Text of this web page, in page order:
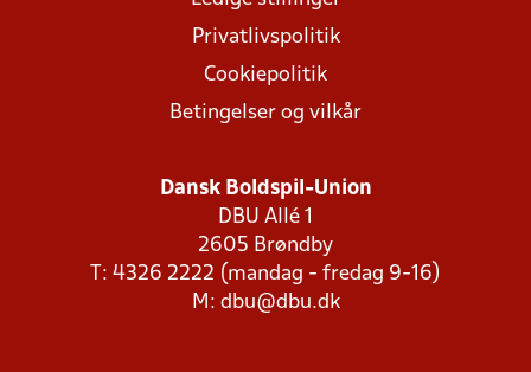
Privatlivspolitik
Cookiepolitik
Betingelser og vilkår
Dansk Boldspil-Union
DBU Allé 1
2605 Brøndby
T: 4326 2222 (mandag - fredag 9-16)
M: dbu@dbu.dk